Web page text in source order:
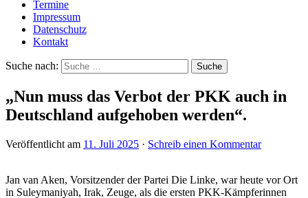
Termine
Impressum
Datenschutz
Kontakt
Suche nach:
„Nun muss das Verbot der PKK auch in
Deutschland aufgehoben werden“.
Veröffentlicht am 11. Juli 2025 · Schreib einen Kommentar
Jan van Aken, Vorsitzender der Partei Die Linke, war heute vor Ort
in Suleymaniyah, Irak, Zeuge, als die ersten PKK-Kämpferinnen